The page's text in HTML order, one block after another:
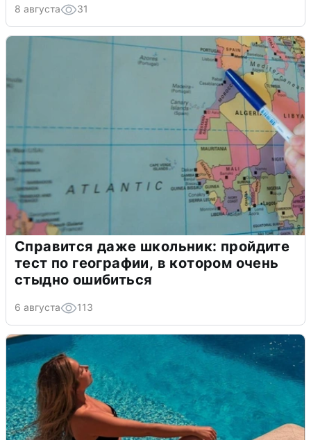
8 августа 31
Справится даже школьник: пройдите
тест по географии, в котором очень
стыдно ошибиться
6 августа 113